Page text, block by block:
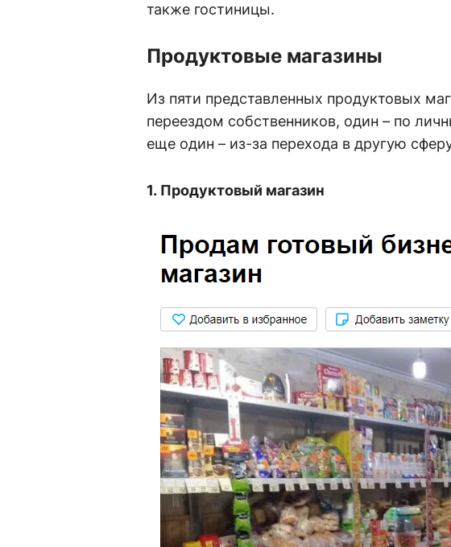
также гостиницы.
Продуктовые магазины
Из пяти представленных продуктовых
переездом собственников, один – по
еще один – из-за перехода в другую
1. Продуктовый магазин